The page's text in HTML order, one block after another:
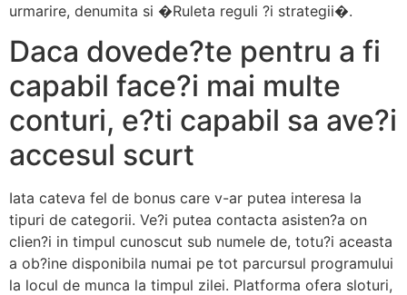
urmarire, denumita si �Ruleta reguli ?i strategii�.
Daca dovede?te pentru a fi
capabil face?i mai multe
conturi, e?ti capabil sa ave?i
accesul scurt
Iata cateva fel de bonus care v-ar putea interesa la
tipuri de categorii. Ve?i putea contacta asisten?a on
clien?i in timpul cunoscut sub numele de, totu?i aceasta
a ob?ine disponibila numai pe tot parcursul programului
la locul de munca la timpul zilei. Platforma ofera sloturi,